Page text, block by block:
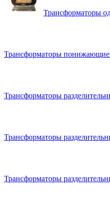
Трансформаторы
Трансформаторы
Трансформаторы
Трансформаторы
Трансформаторы